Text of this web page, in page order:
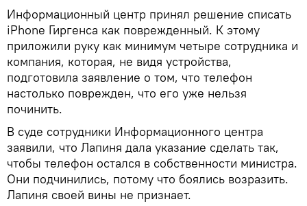
Информационный центр принял решение списать
iPhone Гиргенса как поврежденный. К этому
приложили руку как минимум четыре сотрудника и
компания, которая, не видя устройства,
подготовила заявление о том, что телефон
настолько поврежден, что его уже нельзя
починить.
В суде сотрудники Информационного центра
заявили, что Лапиня дала указание сделать так,
чтобы телефон остался в собственности министра.
Они подчинились, потому что боялись возразить.
Лапиня своей вины не признает.